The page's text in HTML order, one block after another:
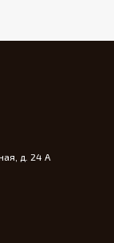
д. 24 А